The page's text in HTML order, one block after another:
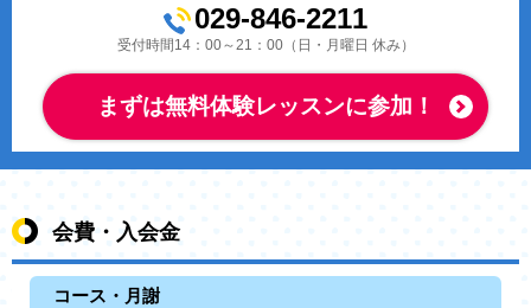
029-846-2211
受付時間14：00～21：00（日・月曜日 休み）
まずは無料体験レッスンに参加！
会費・入会金
コース・月謝